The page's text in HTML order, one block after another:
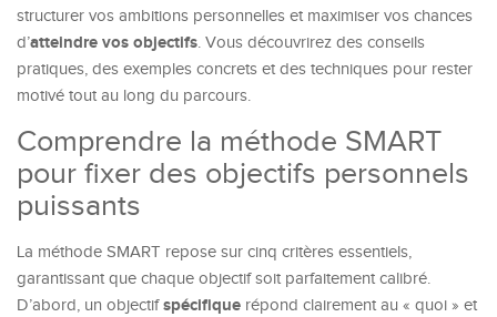
structurer vos ambitions personnelles et maximiser vos chances
d’atteindre vos objectifs. Vous découvrirez des conseils
pratiques, des exemples concrets et des techniques pour rester
motivé tout au long du parcours.
Comprendre la méthode SMART
pour fixer des objectifs personnels
puissants
La méthode SMART repose sur cinq critères essentiels,
garantissant que chaque objectif soit parfaitement calibré.
D’abord, un objectifspécifique répond clairement au « quoi » et